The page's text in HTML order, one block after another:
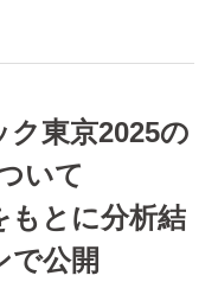
東京2025の
いて
もとに分析結
で公開